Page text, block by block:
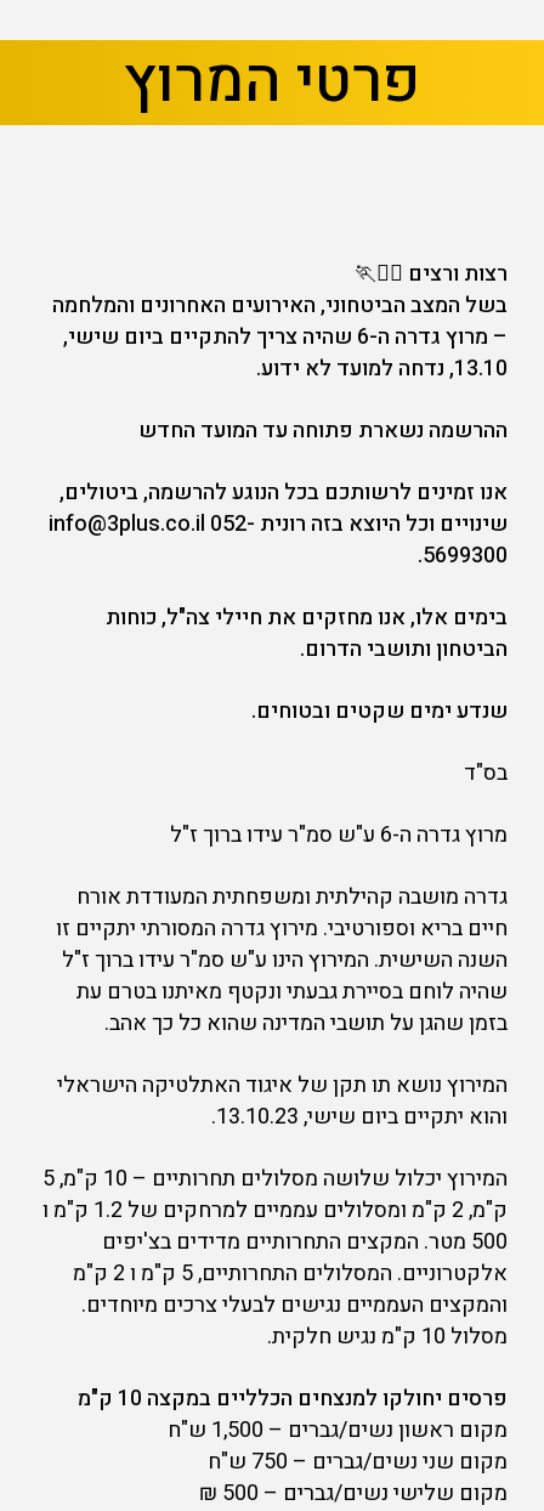
פרטי המרוץ
רצות ורצים 🏃‍♀🏃
בשל המצב הביטחוני, האירועים האחרונים והמלחמה
– מרוץ גדרה ה-6 שהיה צריך להתקיים ביום שישי,
13.10, נדחה למועד לא ידוע.
ההרשמה נשארת פתוחה עד המועד החדש
אנו זמינים לרשותכם בכל הנוגע להרשמה, ביטולים,
שינויים וכל היוצא בזה רונית info@3plus.co.il 052-
5699300.
בימים אלו, אנו מחזקים את חיילי צה"ל, כוחות
הביטחון ותושבי הדרום.
שנדע ימים שקטים ובטוחים.
בס"ד
מרוץ גדרה ה-6 ע"ש סמ"ר עידו ברוך ז"ל
גדרה מושבה קהילתית ומשפחתית המעודדת אורח
חיים בריא וספורטיבי. מירוץ גדרה המסורתי יתקיים זו
השנה השישית. המירוץ הינו ע"ש סמ"ר עידו ברוך ז"ל
שהיה לוחם בסיירת גבעתי ונקטף מאיתנו בטרם עת
בזמן שהגן על תושבי המדינה שהוא כל כך אהב.
המירוץ נושא תו תקן של איגוד האתלטיקה הישראלי
והוא יתקיים ביום שישי, 13.10.23.
המירוץ יכלול שלושה מסלולים תחרותיים – 10 ק"מ, 5
ק"מ, 2 ק"מ ומסלולים עממיים למרחקים של 1.2 ק"מ ו
500 מטר. המקצים התחרותיים מדידים בצ'יפים
אלקטרוניים. המסלולים התחרותיים, 5 ק"מ ו 2 ק"מ
והמקצים העממיים נגישים לבעלי צרכים מיוחדים.
מסלול 10 ק"מ נגיש חלקית.
פרסים יחולקו למנצחים הכלליים במקצה 10 ק"מ
מקום ראשון נשים/גברים – 1,500 ש"ח
מקום שני נשים/גברים – 750 ש"ח
מקום שלישי נשים/גברים – 500 ₪